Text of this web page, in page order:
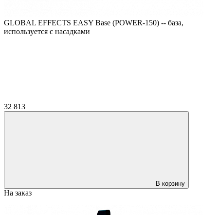
GLOBAL EFFECTS EASY Base (POWER-150) -- база,
используется с насадками
32 813
В корзину
На заказ